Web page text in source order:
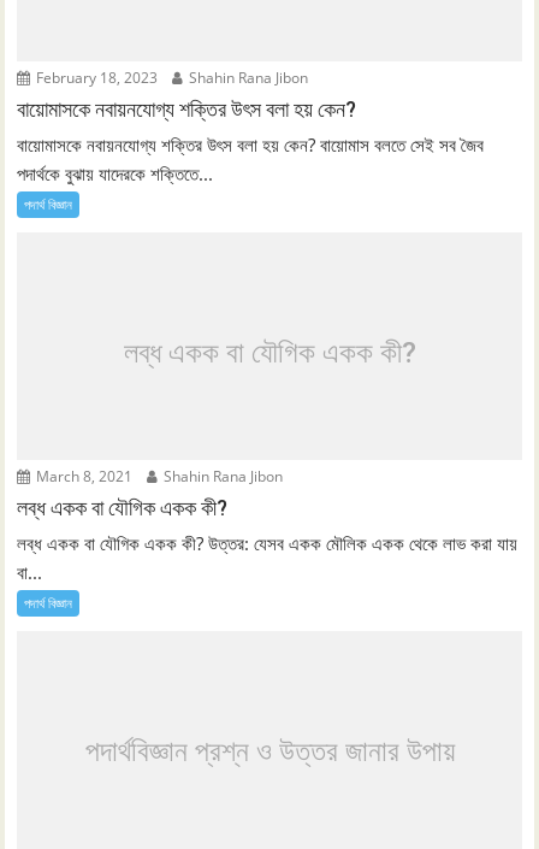
February 18, 2023 Shahin Rana Jibon
বায়োমাসকে নবায়নযোগ্য শক্তির উৎস বলা হয় কেন?
বায়োমাসকে নবায়নযোগ্য শক্তির উৎস বলা হয় কেন? বায়োমাস বলতে সেই সব জৈব
পদার্থকে বুঝায় যাদেরকে শক্তিতে...
পদার্থ বিজ্ঞান
লব্ধ একক বা যৌগিক একক কী?
March 8, 2021 Shahin Rana Jibon
লব্ধ একক বা যৌগিক একক কী?
লব্ধ একক বা যৌগিক একক কী? উত্তর: যেসব একক মৌলিক একক থেকে লাভ করা যায়
বা...
পদার্থ বিজ্ঞান
পদার্থবিজ্ঞান প্রশ্ন ও উত্তর জানার উপায়